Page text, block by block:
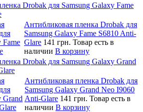
Drobak для Samsung Galaxy Fame
Антибликовая пленка Drobak для
Samsung Galaxy Fame S6810 Anti-
Glare 141 грн. Товар есть в
наличии В корзину
Drobak для Samsung Galaxy Grand
Антибликовая пленка Drobak для
Samsung Galaxy Grand Neo I9060
Anti-Glare 141 грн. Товар есть в
наличии В корзину